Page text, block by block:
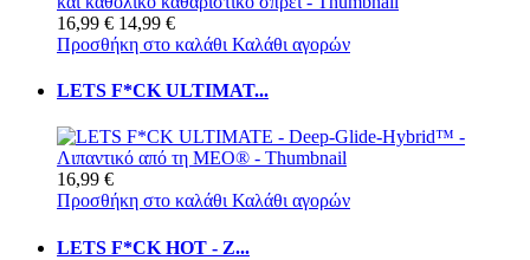
16,99 € 14,99 €
Προσθήκη στο καλάθι Καλάθι αγορών
LETS F*CK ULTIMAT...
16,99 €
Προσθήκη στο καλάθι Καλάθι αγορών
LETS F*CK HOT - Ζ...